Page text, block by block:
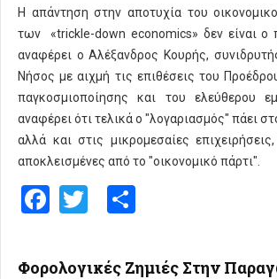
Η απάντηση στην αποτυχία του
των «trickle-down economics» δεν είναι ο
αναφέρει ο Αλέξανδρος Κουρής,
Νήσος με αιχμή τις επιθέσεις του
παγκοσμιοποίησης και του ελεύθερου
αναφέρει ότι τελικά ο "λογαριασμός" πάει
αλλά και στις μικρομεσαίες
αποκλεισμένες από το "οικονομικό πάρτι".
Facebook
Twitter
Φορολογικές Ζημιές Στην